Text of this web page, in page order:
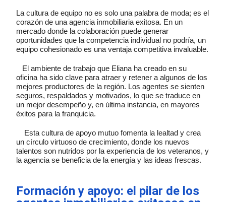
La cultura de equipo no es solo una palabra de moda; es el
corazón de una agencia inmobiliaria exitosa. En un
mercado donde la colaboración puede generar
oportunidades que la competencia individual no podría, un
equipo cohesionado es una ventaja competitiva invaluable.
El ambiente de trabajo que Eliana ha creado en su
oficina ha sido clave para atraer y retener a algunos de los
mejores productores de la región. Los agentes se sienten
seguros, respaldados y motivados, lo que se traduce en
un mejor desempeño y, en última instancia, en mayores
éxitos para la franquicia.
Esta cultura de apoyo mutuo fomenta la lealtad y crea
un círculo virtuoso de crecimiento, donde los nuevos
talentos son nutridos por la experiencia de los veteranos, y
la agencia se beneficia de la energía y las ideas frescas.
Formación y apoyo: el pilar de los